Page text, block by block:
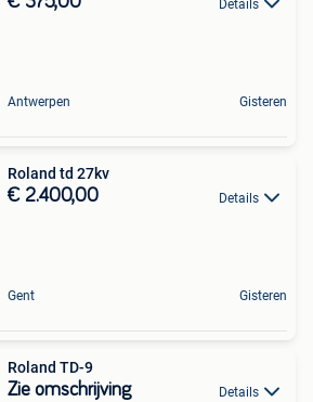
Details
Antwerpen Gisteren
Roland td 27kv
€ 2.400,00 Details
Gent Gisteren
Roland TD-9
Zie omschrijving Details